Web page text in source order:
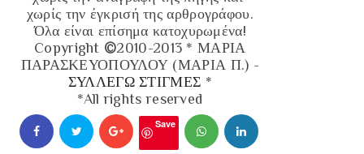
χωρίς την έγκρισή της αρθρογράφου.
Όλα είναι επίσημα κατοχυρωμένα!
Copyright ©2010-2013 * ΜΑΡΙΑ
ΠΑΡΑΣΚΕΥΟΠΟΥΛΟΥ (ΜΑΡΙΑ Π.) -
ΣΥΛΛΕΓΩ ΣΤΙΓΜΕΣ *
*All rights reserved
Save